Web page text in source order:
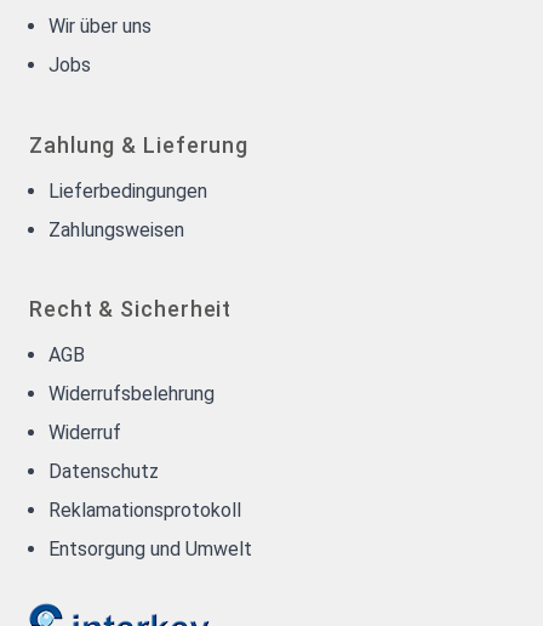
Wir über uns
Jobs
Zahlung & Lieferung
Lieferbedingungen
Zahlungsweisen
Recht & Sicherheit
AGB
Widerrufsbelehrung
Widerruf
Datenschutz
Reklamationsprotokoll
Entsorgung und Umwelt